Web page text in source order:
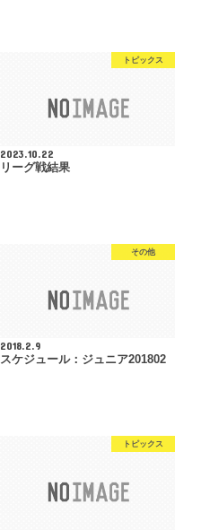
トピックス
2023.10.22
リーグ戦結果
その他
2018.2.9
スケジュール：ジュニア201802
トピックス